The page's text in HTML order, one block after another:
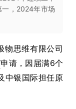
一，2024年市场
物思维有限公司
申请，因届满6个
中银国际担任原